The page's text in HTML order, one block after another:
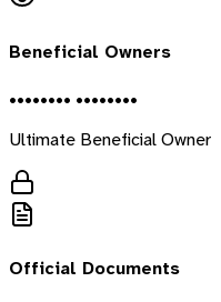
Beneficial Owners
•••••••• ••••••••
Ultimate Beneficial Owner
Official Documents